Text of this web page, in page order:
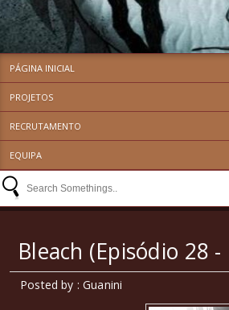
PÁGINA INICIAL
PROJETOS
RECRUTAMENTO
EQUIPA
Bleach (Episódio 28
Posted by : Guanini